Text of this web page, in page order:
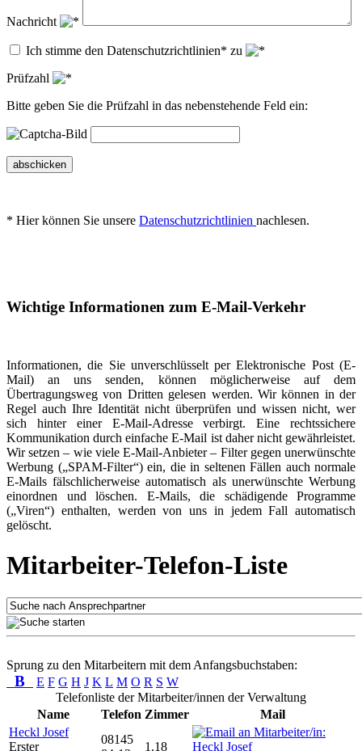
Nachricht
Ich stimme den Datenschutzrichtlinien* zu
Prüfzahl
Bitte geben Sie die Prüfzahl in das nebenstehende Feld ein:
abschicken
* Hier können Sie unsere Datenschutzrichtlinien nachlesen.
Wichtige Informationen zum E-Mail-Verkehr
Informationen, die Sie unverschlüsselt per Elektronische Post (E-
Mail) an uns senden, können möglicherweise auf dem
Übertragungsweg von Dritten gelesen werden. Wir können in der
Regel auch Ihre Identität nicht überprüfen und wissen nicht, wer
sich hinter einer E-Mail-Adresse verbirgt. Eine rechtssichere
Kommunikation durch einfache E-Mail ist daher nicht gewährleistet.
Wir setzen – wie viele E-Mail-Anbieter – Filter gegen unerwünschte
Werbung („SPAM-Filter“) ein, die in seltenen Fällen auch normale
E-Mails fälschlicherweise automatisch als unerwünschte Werbung
einordnen und löschen. E-Mails, die schädigende Programme
(„Viren“) enthalten, werden von uns in jedem Fall automatisch
gelöscht.
Mitarbeiter-Telefon-Liste
Sprung zu den Mitarbeitern mit dem Anfangsbuchstaben:
B E F G H J K L M O R S W
Telefonliste der Mitarbeiter/innen der Verwaltung
Name
Telefon Zimmer
Mail
Heckl Josef
Erster
08145
1.18